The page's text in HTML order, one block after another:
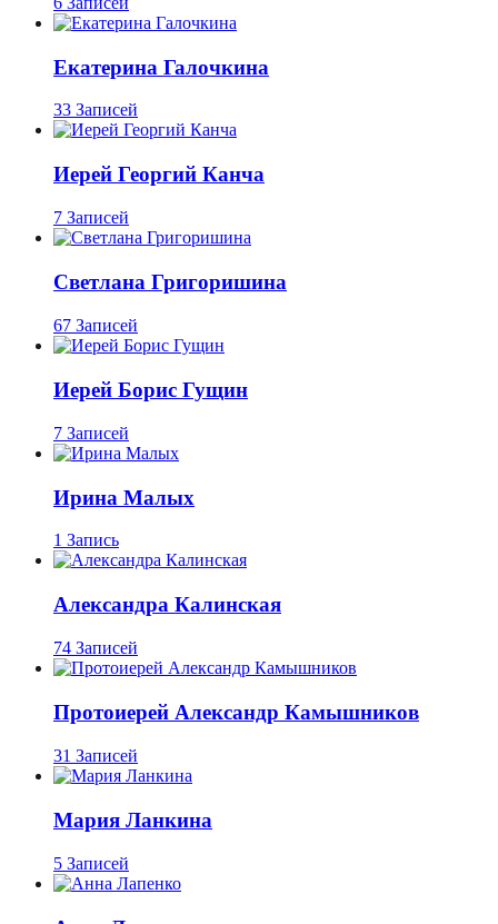
Екатерина Галочкина
33 Записей
Иерей Георгий Канча
7 Записей
Светлана Григоришина
67 Записей
Иерей Борис Гущин
7 Записей
Ирина Малых
1 Запись
Александра Калинская
74 Записей
Протоиерей Александр Камышников
31 Записей
Мария Ланкина
5 Записей